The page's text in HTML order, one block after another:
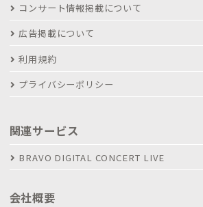
コンサート情報掲載について
広告掲載について
利用規約
プライバシーポリシー
関連サービス
BRAVO DIGITAL CONCERT LIVE
会社概要